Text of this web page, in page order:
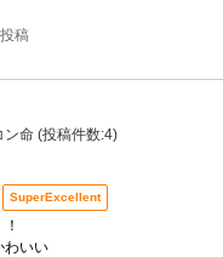
稿
ン命 (投稿件数:4)
SuperExcellent
わいい